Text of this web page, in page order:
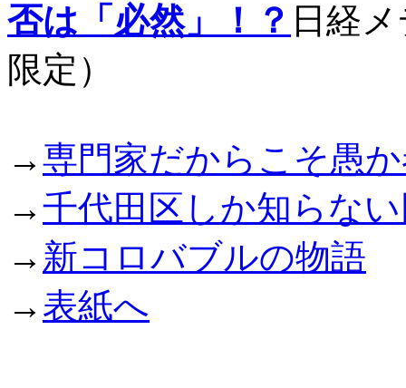
否は「必然」！？ 日経
限定）
→専門家だからこそ愚
→千代田区しか知らな
→ 新コロバブルの物語
→ 表紙へ